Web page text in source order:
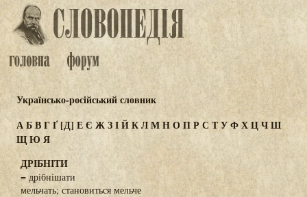
Українсько-російський словник
АБВГҐ[Д] ЕЄ ЖЗІЙКЛМНОПР С ТУФХЦЧШ
ЩЮ Я
ДРІБНІТИ
= дрібнішати
мельчать; становиться мельче